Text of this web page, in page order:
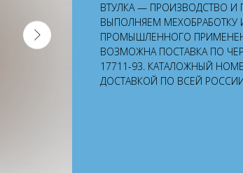
ВТУЛКА — ПРОИЗВОДСТВО И
ВЫПОЛНЯЕМ МЕХОБРАБОТКУ
ПРОМЫШЛЕННОГО
ВОЗМОЖНА ПОСТАВКА ПО
17711-93. КАТАЛОЖНЫЙ
ДОСТАВКОЙ ПО ВСЕЙ